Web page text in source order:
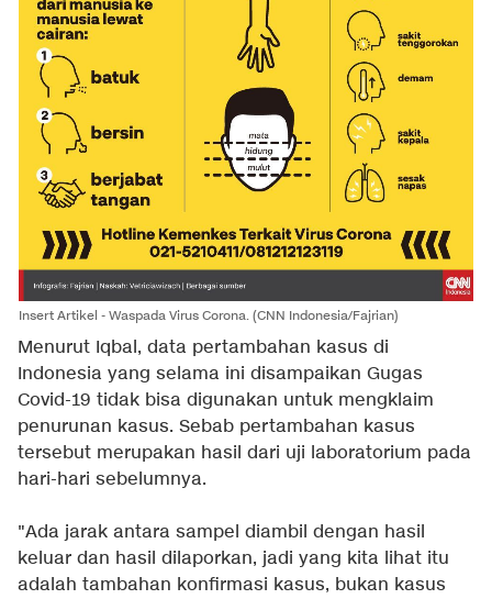
Insert Artikel - Waspada Virus Corona.(CNN Indonesia/Fajrian)
Menurut Iqbal, data pertambahan kasus di
Indonesia yang selama ini disampaikan Gugas
Covid-19 tidak bisa digunakan untuk mengklaim
penurunan kasus. Sebab pertambahan kasus
tersebut merupakan hasil dari uji laboratorium pada
hari-hari sebelumnya.
"Ada jarak antara sampel diambil dengan hasil
keluar dan hasil dilaporkan, jadi yang kita lihat itu
adalah tambahan konfirmasi kasus, bukan kasus